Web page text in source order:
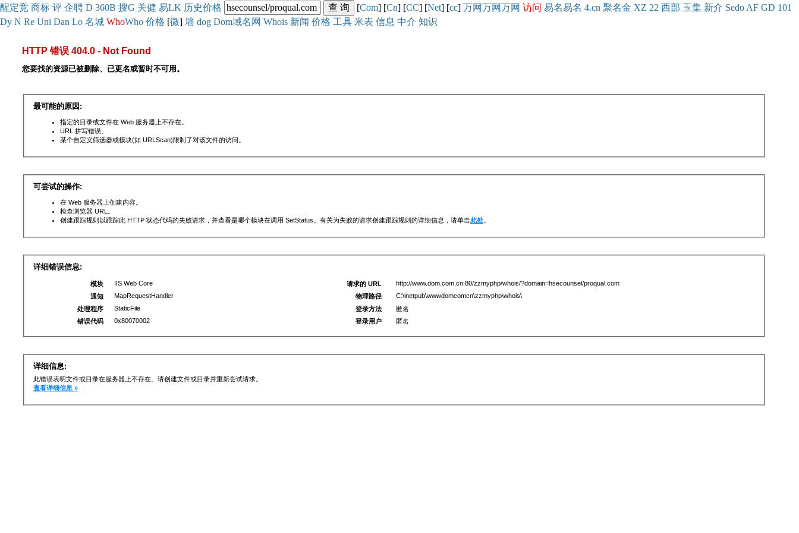
醒定竞 商标 评 企聘 D 360B 搜G 关健 易LK 历史价格 [Com] [Cn] [CC] [Net] [cc] 万网万网万网 访问 易名易名 4.cn 聚名金 XZ 22 西部 玉集 新介 Sedo AF GD 101
Dy N Re Uni Dan Lo 名城 WhoWho 价格 [微] 墙 dog Dom域名网 Whois 新闻 价格 工具 米表 信息 中介 知识